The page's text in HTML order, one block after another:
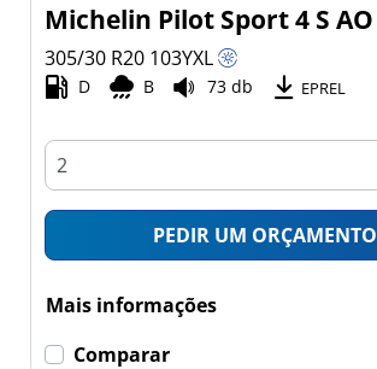
Michelin Pilot Sport 4 S AO
305/30 R20 103YXL
D B 73 db EPREL
PEDIR UM ORÇAMENTO
Mais informações
Comparar